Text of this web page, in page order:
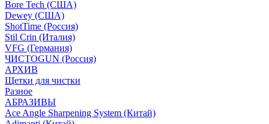
Bore Tech (США)
Dewey (США)
ShotTime (Россия)
Stil Crin (Италия)
VFG (Германия)
ЧИСТОGUN (Россия)
АРХИВ
Щетки для чистки
Разное
АБРАЗИВЫ
Ace Angle Sharpening System (Китай)